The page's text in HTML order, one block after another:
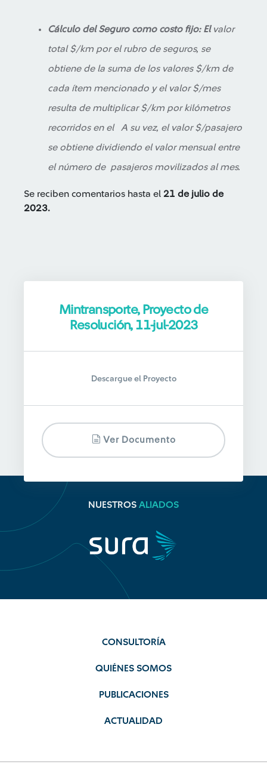
Cálculo del Seguro como costo fijo: Elvalor
total $/km por el rubro de seguros, se
obtiene de la suma de los valores $/km de
cada ítem mencionado y el valor $/mes
resulta de multiplicar $/km por kilómetros
recorridos en el A su vez, el valor $/pasajero
se obtiene dividiendo el valor mensual entre
el número de pasajeros movilizados al mes.
Se reciben comentarios hasta el 21 de julio de
2023.
Mintransporte, Proyecto de
Resolución, 11-jul-2023
Descargue el Proyecto
Ver Documento
NUESTROS ALIADOS
CONSULTORÍA
QUIÉNES SOMOS
PUBLICACIONES
ACTUALIDAD